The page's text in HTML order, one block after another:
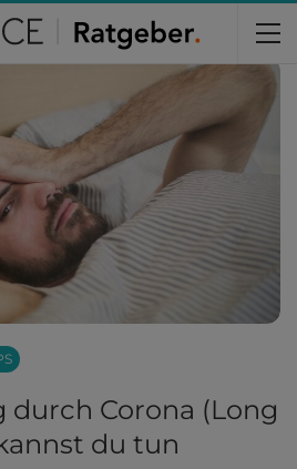
BU Ursachen
durch Corona (Long
du tun